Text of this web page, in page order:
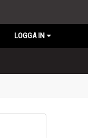
LOGGA IN